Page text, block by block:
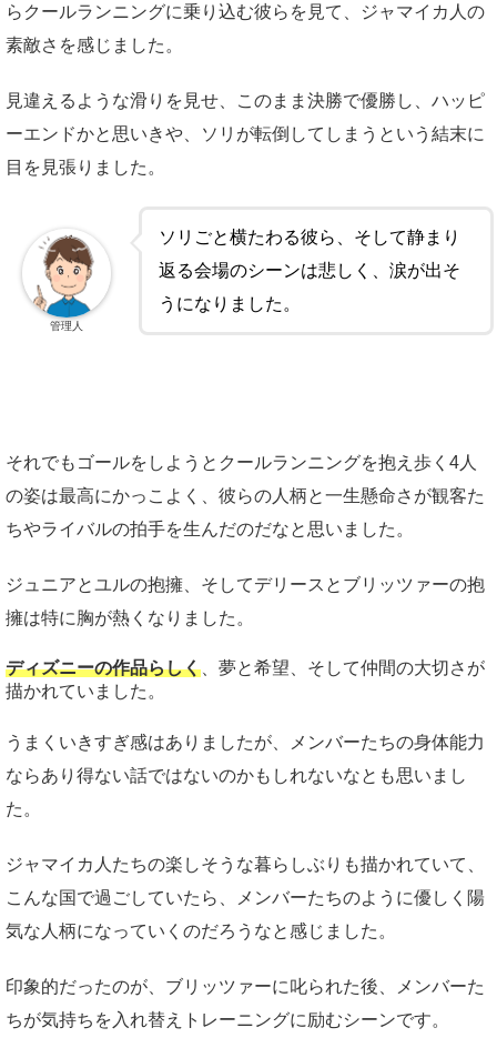
らクールランニングに乗り込む彼らを見て、ジャマイカ人の
素敵さを感じました。
見違えるような滑りを見せ、このまま決勝で優勝し、ハッピ
ーエンドかと思いきや、ソリが転倒してしまうという結末に
目を見張りました。
ソリごと横たわる彼ら、そして静まり
返る会場のシーンは悲しく、涙が出そ
うになりました。
管理人
それでもゴールをしようとクールランニングを抱え歩く4人
の姿は最高にかっこよく、彼らの人柄と一生懸命さが観客た
ちやライバルの拍手を生んだのだなと思いました。
ジュニアとユルの抱擁、そしてデリースとブリッツァーの抱
擁は特に胸が熱くなりました。
ディズニーの作品らしく 、夢と希望、そして仲間の大切さが
描かれていました。
うまくいきすぎ感はありましたが、メンバーたちの身体能力
ならあり得ない話ではないのかもしれないなとも思いまし
た。
ジャマイカ人たちの楽しそうな暮らしぶりも描かれていて、
こんな国で過ごしていたら、メンバーたちのように優しく陽
気な人柄になっていくのだろうなと感じました。
印象的だったのが、ブリッツァーに叱られた後、メンバーた
ちが気持ちを入れ替えトレーニングに励むシーンです。